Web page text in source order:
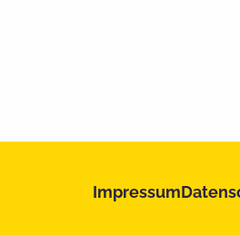
Impressum